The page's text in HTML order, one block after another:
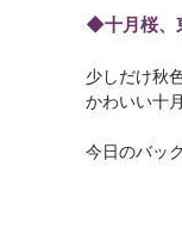
◆十月桜、
少しだけ秋
かわいい十
今日のバッ